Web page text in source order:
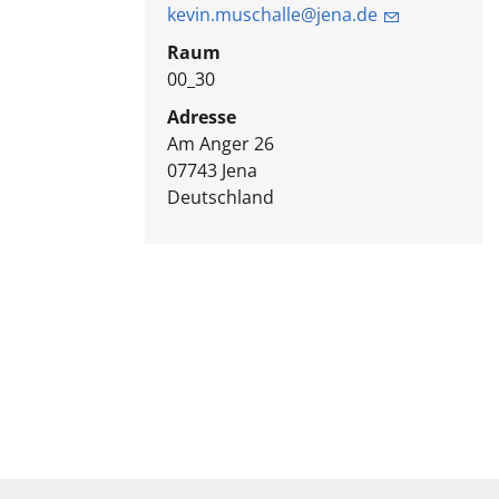
kevin.muschalle@jena.de
Raum
00_30
Adresse
Am Anger 26
07743 Jena
Deutschland